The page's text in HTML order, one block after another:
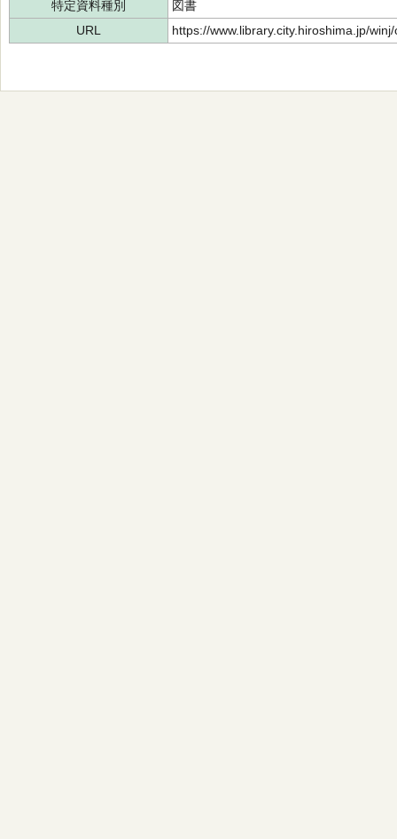
特定資料種別
図書
URL
https://www.library.city.hiroshima.jp/